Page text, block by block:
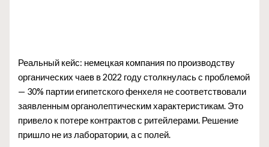
Реальный кейс: немецкая компания по производству
органических чаев в 2022 году столкнулась с проблемой
— 30% партии египетского фенхеля не соответствовали
заявленным органолептическим характеристикам. Это
привело к потере контрактов с ритейлерами. Решение
пришло не из лаборатории, а с полей.